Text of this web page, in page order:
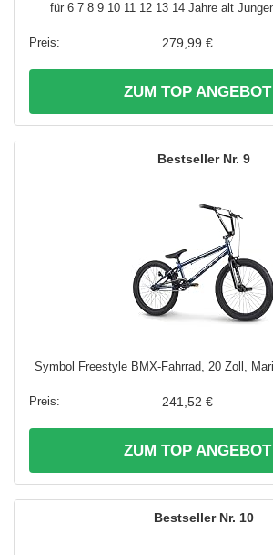
für 6 7 8 9 10 11 12 13 14 Jahre alt
279,99 €
ZUM TOP
9
Symbol Freestyle BMX-Fahrrad, 20 Zoll,
241,52 €
ZUM TOP
10